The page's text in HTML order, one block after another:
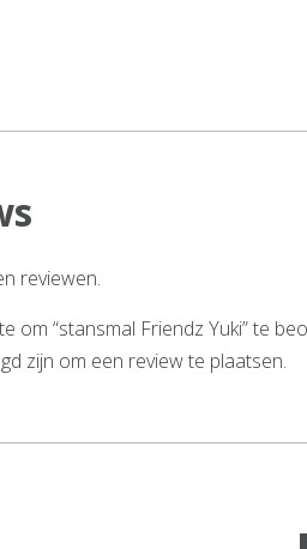
reviewen.
om “stansmal Friendz Yuki” te
zijn om een review te plaatsen.